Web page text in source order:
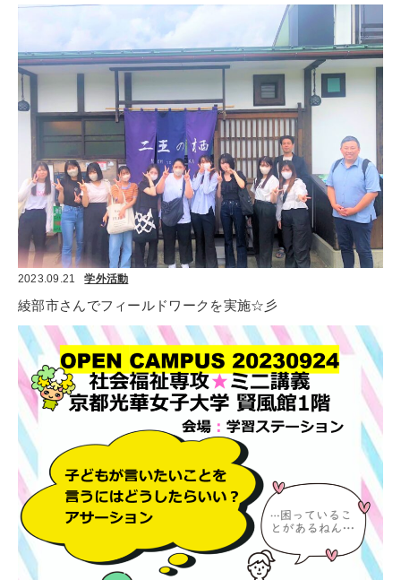
2023.09.21 学外活動
綾部市さんでフィールドワークを実施☆彡